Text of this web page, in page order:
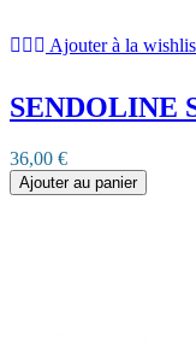
Ajouter à la
SENDOLINE
36,00 €
Ajouter au panier